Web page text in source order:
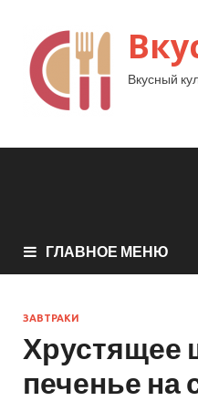
Вкусный
ГЛАВНОЕ МЕНЮ
ЗАВТРАКИ
Хрустящее
печенье на